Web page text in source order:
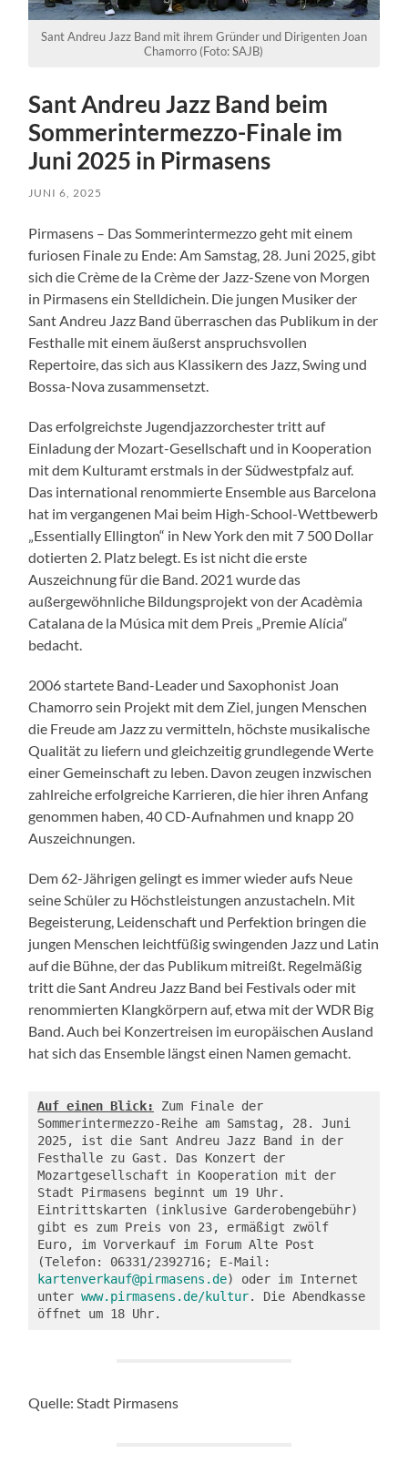
Sant Andreu Jazz Band mit ihrem Gründer und Dirigenten Joan
Chamorro (Foto: SAJB)
Sant Andreu Jazz Band beim
Sommerintermezzo-Finale im
Juni 2025 in Pirmasens
JUNI 6, 2025
Pirmasens – Das Sommerintermezzo geht mit einem
furiosen Finale zu Ende: Am Samstag, 28. Juni 2025, gibt
sich die Crème de la Crème der Jazz-Szene von Morgen
in Pirmasens ein Stelldichein. Die jungen Musiker der
Sant Andreu Jazz Band überraschen das Publikum in der
Festhalle mit einem äußerst anspruchsvollen
Repertoire, das sich aus Klassikern des Jazz, Swing und
Bossa-Nova zusammensetzt.
Das erfolgreichste Jugendjazzorchester tritt auf
Einladung der Mozart-Gesellschaft und in Kooperation
mit dem Kulturamt erstmals in der Südwestpfalz auf.
Das international renommierte Ensemble aus Barcelona
hat im vergangenen Mai beim High-School-Wettbewerb
„Essentially Ellington“ in New York den mit 7 500 Dollar
dotierten 2. Platz belegt. Es ist nicht die erste
Auszeichnung für die Band. 2021 wurde das
außergewöhnliche Bildungsprojekt von der Acadèmia
Catalana de la Música mit dem Preis „Premie Alícia“
bedacht.
2006 startete Band-Leader und Saxophonist Joan
Chamorro sein Projekt mit dem Ziel, jungen Menschen
die Freude am Jazz zu vermitteln, höchste musikalische
Qualität zu liefern und gleichzeitig grundlegende Werte
einer Gemeinschaft zu leben. Davon zeugen inzwischen
zahlreiche erfolgreiche Karrieren, die hier ihren Anfang
genommen haben, 40 CD-Aufnahmen und knapp 20
Auszeichnungen.
Dem 62-Jährigen gelingt es immer wieder aufs Neue
seine Schüler zu Höchstleistungen anzustacheln. Mit
Begeisterung, Leidenschaft und Perfektion bringen die
jungen Menschen leichtfüßig swingenden Jazz und Latin
auf die Bühne, der das Publikum mitreißt. Regelmäßig
tritt die Sant Andreu Jazz Band bei Festivals oder mit
renommierten Klangkörpern auf, etwa mit der WDR Big
Band. Auch bei Konzertreisen im europäischen Ausland
hat sich das Ensemble längst einen Namen gemacht.
Auf einen Blick:
Zum Finale der
Sommerintermezzo-Reihe am Samstag, 28. Juni
2025, ist die Sant Andreu Jazz Band in der
Festhalle zu Gast. Das Konzert der
Mozartgesellschaft in Kooperation mit der
Stadt Pirmasens beginnt um 19 Uhr.
Eintrittskarten (inklusive Garderobengebühr)
gibt es zum Preis von 23, ermäßigt zwölf
Euro, im Vorverkauf im Forum Alte Post
kartenverkauf@pirmasens.de) oder im Internet
unter www.pirmasens.de/kultur. Die Abendkasse
öffnet um 18 Uhr.
Quelle: Stadt Pirmasens